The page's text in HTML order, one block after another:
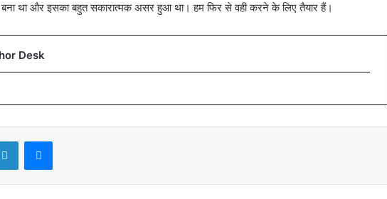
था और इसका बहुत सकारात्मक असर हुआ था। हम फिर से वही करने के लिए तैयार हैं।
Desk